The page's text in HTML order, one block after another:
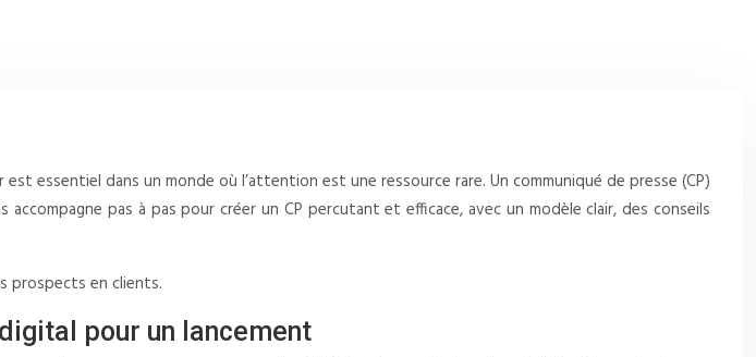
essentiel dans un monde où l’attention est une ressource rare. Un communiqué de presse (CP)
pas à pas pour créer un CP percutant et efficace, avec un modèle clair, des conseils
prospects en clients.
pour un lancement